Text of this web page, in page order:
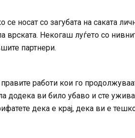
се носат со загубата на саката
врската. Некогаш луѓето со
партнери.
работи кои го
додека ви било убаво и сте
дека е крај, дека ви е